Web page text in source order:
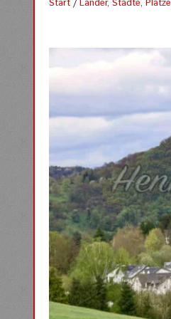
Start /Länder, Städte, Plätze